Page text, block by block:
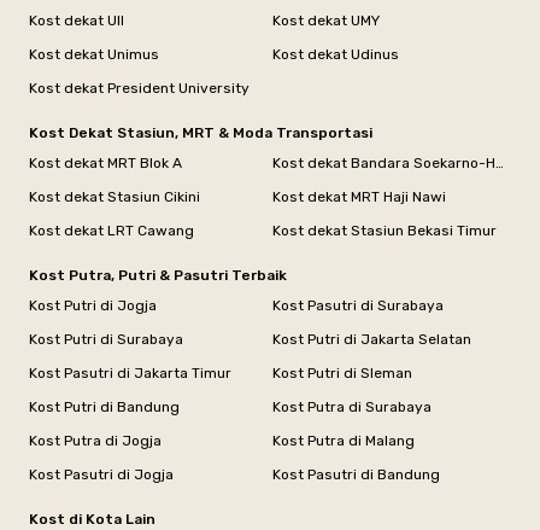
Kost dekat UII
Kost dekat UMY
Kost dekat Unimus
Kost dekat Udinus
Kost dekat President University
Kost Dekat Stasiun, MRT & Moda Transportasi
Kost dekat MRT Blok A
Kost dekat Bandara Soekarno-Hatta
Kost dekat Stasiun Cikini
Kost dekat MRT Haji Nawi
Kost dekat LRT Cawang
Kost dekat Stasiun Bekasi Timur
Kost Putra, Putri & Pasutri Terbaik
Kost Putri di Jogja
Kost Pasutri di Surabaya
Kost Putri di Surabaya
Kost Putri di Jakarta Selatan
Kost Pasutri di Jakarta Timur
Kost Putri di Sleman
Kost Putri di Bandung
Kost Putra di Surabaya
Kost Putra di Jogja
Kost Putra di Malang
Kost Pasutri di Jogja
Kost Pasutri di Bandung
Kost di Kota Lain